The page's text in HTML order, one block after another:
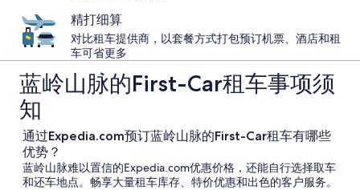
精打细算
对比租车提供商，以套餐方式打包预订机票、酒店和租
车可省更多
蓝岭山脉的First-Car租车事项须
知
通过Expedia.com预订蓝岭山脉的First-Car租车有哪些
优势？
蓝岭山脉难以置信的Expedia.com优惠价格，还能自行选择取车
和还车地点。畅享大量租车库存、特价优惠和出色的客户服务。